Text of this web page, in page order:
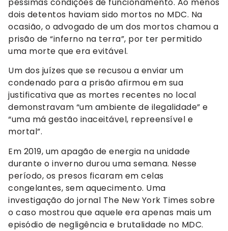
dois detentos haviam sido mortos no MDC. Na
ocasião, o advogado de um dos mortos chamou a
prisão de “inferno na terra”, por ter permitido
uma morte que era evitável.
Um dos juízes que se recusou a enviar um
condenado para a prisão afirmou em sua
justificativa que as mortes recentes no local
demonstravam “um ambiente de ilegalidade” e
“uma má gestão inaceitável, repreensível e
mortal”.
Em 2019, um apagão de energia na unidade
durante o inverno durou uma semana. Nesse
período, os presos ficaram em celas
congelantes, sem aquecimento. Uma
investigação do jornal The New York Times sobre
o caso mostrou que aquele era apenas mais um
episódio de negligência e brutalidade no MDC.